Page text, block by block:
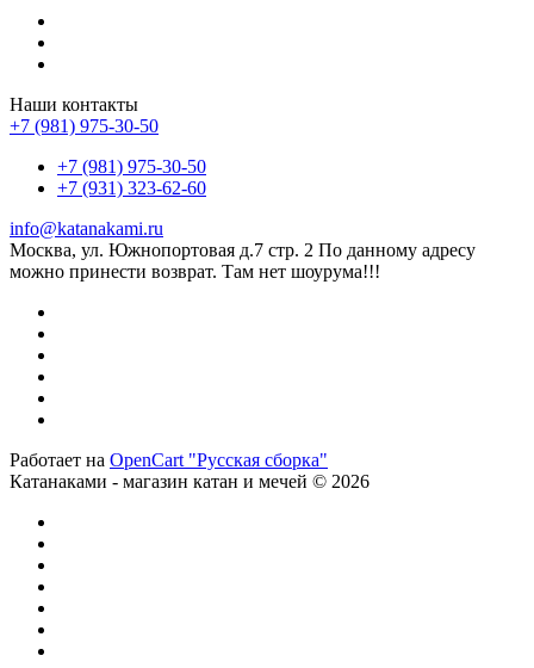
Наши контакты
+7 (981) 975-30-50
+7 (981) 975-30-50
+7 (931) 323-62-60
info@katanakami.ru
Москва, ул. Южнопортовая д.7 стр. 2 По данному адресу
можно принести возврат. Там нет шоурума!!!
Работает на OpenCart "Русская сборка"
Катанаками - магазин катан и мечей © 2026